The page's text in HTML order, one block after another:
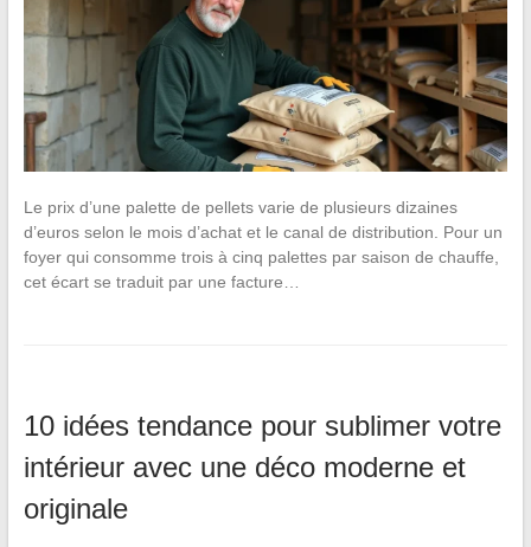
Le prix d’une palette de pellets varie de plusieurs dizaines
d’euros selon le mois d’achat et le canal de distribution. Pour un
foyer qui consomme trois à cinq palettes par saison de chauffe,
cet écart se traduit par une facture…
10 idées tendance pour sublimer votre
intérieur avec une déco moderne et
originale